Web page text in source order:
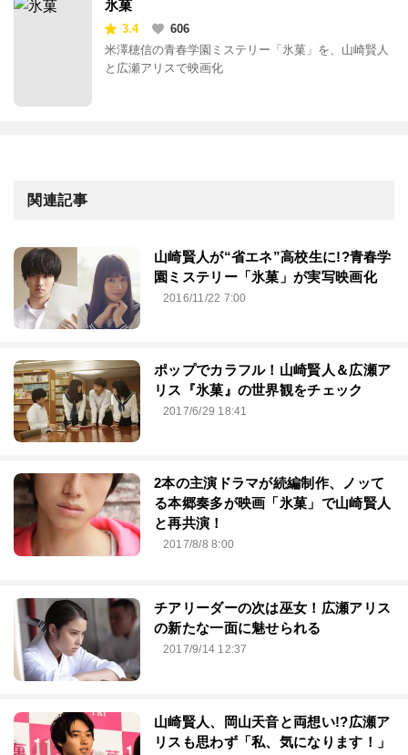
氷菓
3.4
606
米澤穂信の青春学園ミステリー「氷菓」を、山崎賢人
と広瀬アリスで映画化
関連記事
山崎賢人が“省エネ”高校生に!?青春学
園ミステリー「氷菓」が実写映画化
2016/11/22 7:00
ポップでカラフル！山崎賢人＆広瀬ア
リス『氷菓』の世界観をチェック
2017/6/29 18:41
2本の主演ドラマが続編制作、ノッて
る本郷奏多が映画「氷菓」で山崎賢人
と再共演！
2017/8/8 8:00
チアリーダーの次は巫女！広瀬アリス
の新たな一面に魅せられる
2017/9/14 12:37
山崎賢人、岡山天音と両想い!?広瀬ア
リスも思わず「私、気になります！」